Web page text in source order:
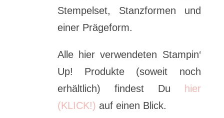
Stempelset, Stanzformen und
einer Prägeform.
Alle hier verwendeten Stampin‘
Up! Produkte (soweit noch
erhältlich) findest Du
hier
(KLICK!) auf einen Blick.